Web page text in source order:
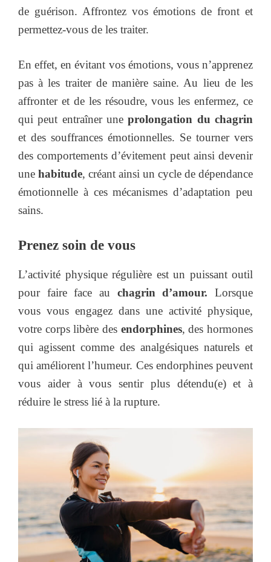
de guérison. Affrontez vos émotions de front et
permettez-vous de les traiter.
En effet, en évitant vos émotions, vous n’apprenez
pas à les traiter de manière saine. Au lieu de les
affronter et de les résoudre, vous les enfermez, ce
qui peut entraîner uneprolongation du chagrin
et des souffrances émotionnelles. Se tourner vers
des comportements d’évitement peut ainsi devenir
une habitude, créant ainsi un cycle de dépendance
émotionnelle à ces mécanismes d’adaptation peu
sains.
Prenez soin de vous
L’activité physique régulière est un puissant outil
pour faire face au chagrin d’amour. Lorsque
vous vous engagez dans une activité physique,
votre corps libère des endorphines, des hormones
qui agissent comme des analgésiques naturels et
qui améliorent l’humeur. Ces endorphines peuvent
vous aider à vous sentir plus détendu(e) et à
réduire le stress lié à la rupture.